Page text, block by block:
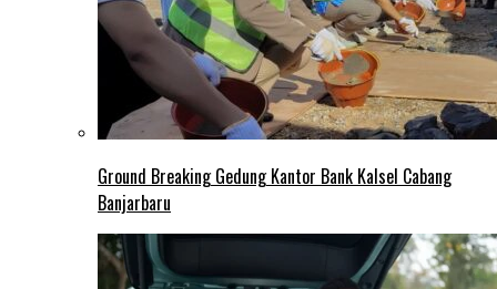
Ground Breaking Gedung Kantor Bank Kalsel Cabang
Banjarbaru